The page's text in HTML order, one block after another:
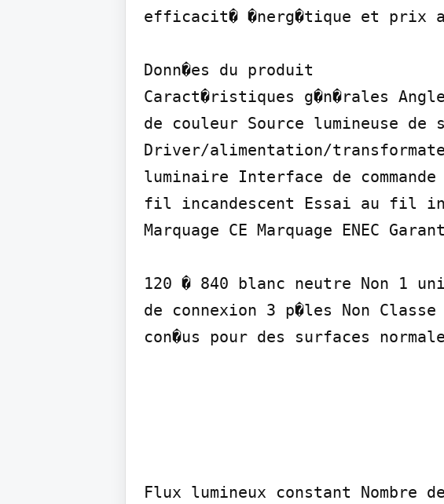
efficacit� �nerg�tique et prix
Donn�es du produit
Caract�ristiques g�n�rales
de couleur Source lumineuse
Driver/alimentation/
luminaire Interface de
fil incandescent Essai au fil
Marquage CE Marquage ENEC
120 � 840 blanc neutre Non 1
de connexion 3 p�les Non
con�us pour des surfaces
Flux lumineux constant Nombre